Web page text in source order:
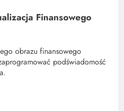
Finansowego
obrazu finansowego
podświadomość